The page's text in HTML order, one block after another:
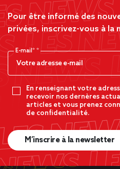
Pour être informé des
privées, inscrivez-vous à la
E-mail*
En renseignant votre
recevoir nos dernères
articles et vous prenez
de confidentialité.
M’inscrire à la newsletter